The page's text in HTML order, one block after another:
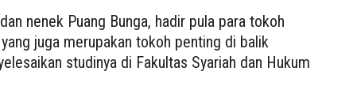
nenek Puang Bunga, hadir pula para tokoh
juga merupakan tokoh penting di balik
studinya di Fakultas Syariah dan Hukum